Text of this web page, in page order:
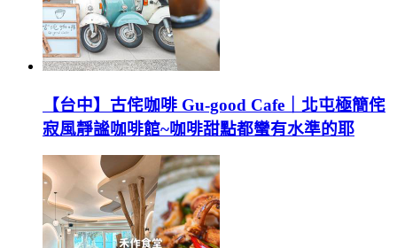
【台中】古侘咖啡 Gu-good Cafe｜北屯極簡侘
寂風靜謐咖啡館~咖啡甜點都蠻有水準的耶